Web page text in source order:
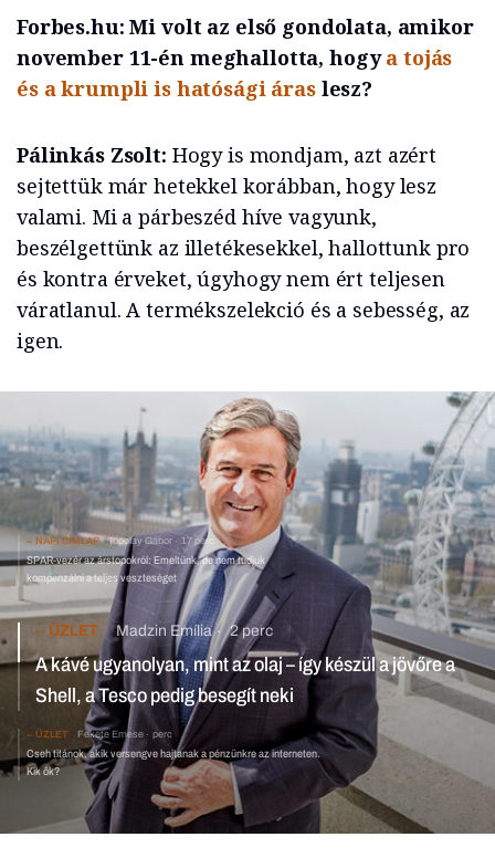
Forbes.hu: Mi volt az első gondolata, amikor
november 11-én meghallotta, hogya tojás
és a krumpli is hatósági áras lesz?
Pálinkás Zsolt: Hogy is mondjam, azt azért
sejtettük már hetekkel korábban, hogy lesz
valami. Mi a párbeszéd híve vagyunk,
beszélgettünk az illetékesekkel, hallottunk pro
és kontra érveket, úgyhogy nem ért teljesen
váratlanul. A termékszelekció és a sebesség, az
igen.
NAPI CÍMLAP Topolay Gábor 17 perc
SPAR-vezér az árstopokról: Emeltünk, de nem tudjuk
kompenzálni a teljes veszteséget
ÜZLET Madzin Emília 2 perc
A kávé ugyanolyan, mint az olaj – így készül a jövőre a
Shell, a Tesco pedig besegít neki
ÜZLET Fekete Emese perc
Cseh titánok, akik versengve hajtanak a pénzünkre az interneten.
Kik ők?